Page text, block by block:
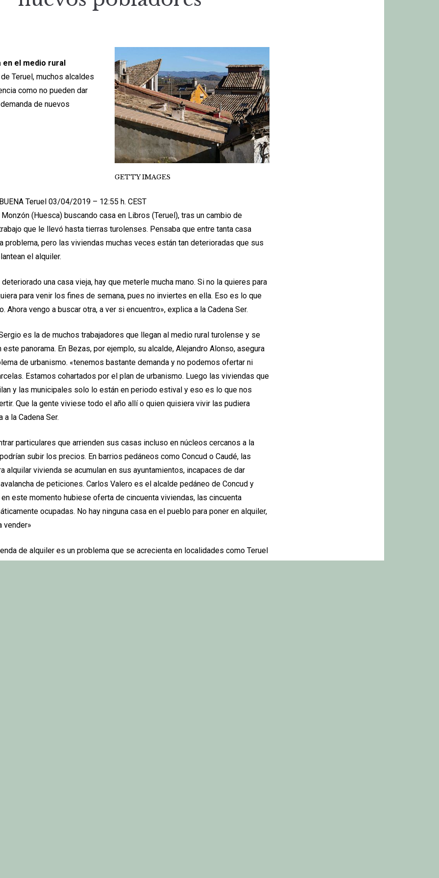
en el medio rural
Teruel, muchos alcaldes
como no pueden dar
de nuevos
GETTY IMAGES
Teruel 03/04/2019 – 12:55 h. CEST
(Huesca) buscando casa en Libros (Teruel), tras un cambio de
que le llevó hasta tierras turolenses. Pensaba que entre tanta casa
problema, pero las viviendas muchas veces están tan deterioradas que sus
el alquiler.
deteriorado una casa vieja, hay que meterle mucha mano. Si no la quieres para
para venir los fines de semana, pues no inviertes en ella. Eso es lo que
Ahora vengo a buscar otra, a ver si encuentro», explica a la Cadena Ser.
es la de muchos trabajadores que llegan al medio rural turolense y se
este panorama. En Bezas, por ejemplo, su alcalde, Alejandro Alonso, asegura
de urbanismo. «tenemos bastante demanda y no podemos ofertar ni
Estamos cohartados por el plan de urbanismo. Luego las viviendas que
y las municipales solo lo están en periodo estival y eso es lo que nos
Que la gente viviese todo el año allí o quien quisiera vivir las pudiera
a la Cadena Ser.
particulares que arrienden sus casas incluso en núcleos cercanos a la
subir los precios. En barrios pedáneos como Concud o Caudé, las
alquilar vivienda se acumulan en sus ayuntamientos, incapaces de dar
de peticiones. Carlos Valero es el alcalde pedáneo de Concud y
este momento hubiese oferta de cincuenta viviendas, las cincuenta
ocupadas. No hay ninguna casa en el pueblo para poner en alquiler,
vender»
de alquiler es un problema que se acrecienta en localidades como Teruel